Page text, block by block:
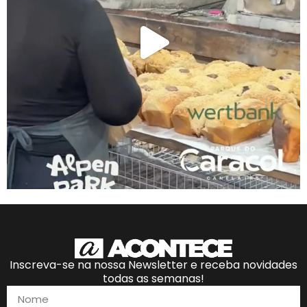
Inscreva-se na nossa Newsletter e receba novidades
todas as semanas!